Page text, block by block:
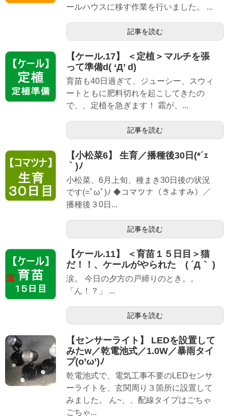
ールハウスに移す作業を行いました。 ...
記事を読む
【ケール.17】 ＜定植＞マルチを張
って準備d( ‘Д’ d)
育苗も40日過ぎて、ジューシー、スウィ
ートともに肥料切れを起こしてきたの
で、、定植を急ぎます！ 霜が、...
記事を読む
【小松菜6】 生育／播種後30日(*´ｪ
｀)ﾉ
小松菜、6月上旬、種まき30日後の状況
です(=ﾟωﾟ)ﾉ ◆コマツナ（きよすみ）／
播種後３0日...
記事を読む
【ケール.11】 ＜育苗１５日目＞猫
だ！！、ケールがやられた ( ´Д｀ )
涙。 今日の夕方の戸締りのとき。。
「ん！？」 ...
記事を読む
【センサーライト】 LEDを設置して
みたw／乾電池式／1.0W／暴雨タイ
プ(o’ω’)ﾉ
乾電池式で、電気工事不要のLEDセンサ
ーライトを、玄関周り３箇所に設置して
みました。 ん~、、配線タイプはごちゃ
ごちゃ...